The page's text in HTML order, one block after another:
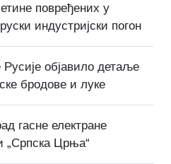
повређених у
индустријски погон
објавило детаље
бродове и луке
гасне електране
„Српска Црња“